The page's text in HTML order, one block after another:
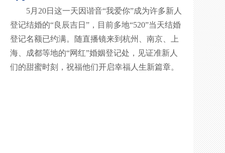
5月20日这一天因谐音“我爱你”成为许多新人
登记结婚的“良辰吉日”，目前多地“520”当天结婚
登记名额已约满。随直播镜来到杭州、南京、上
海、成都等地的“网红”婚姻登记处，见证准新人
们的甜蜜时刻，祝福他们开启幸福人生新篇章。